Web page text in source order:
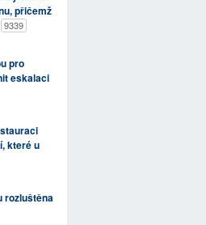
přičemž
9339
pro
eskalaci
které u
rozluštěna